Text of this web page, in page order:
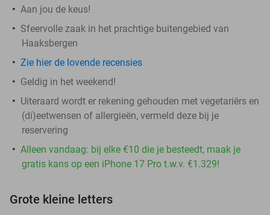
Aan jou de keus!
Sfeervolle zaak in het prachtige buitengebied van
Haaksbergen
Zie hier de lovende recensies
Geldig in het weekend!
Uiteraard wordt er rekening gehouden met vegetariërs en
(di)eetwensen of allergieën, vermeld deze bij je
reservering
Alleen vandaag: bij elke €10 die je besteedt, maak je
gratis kans op een iPhone 17 Pro t.w.v. €1.329!
Grote kleine letters